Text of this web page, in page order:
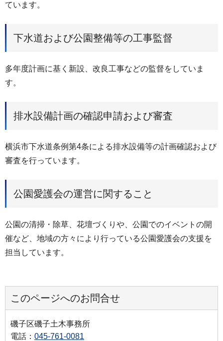
ています。
下水道および公園整備等の工事監督
多年度計画に基く新設、改良工事などの監督をしていま
す。
排水設備計画の確認申請および審査
横浜市下水道条例第4条による排水設備等の計画確認および
審査を行っています。
公園愛護会の運営に関すること
公園の清掃・除草、花壇づくりや、公園でのイベントの開
催など、地域の方々により行っている公園愛護会の支援を
担当しています。
このページへのお問合せ
磯子区磯子土木事務所
電話： 045-761-0081